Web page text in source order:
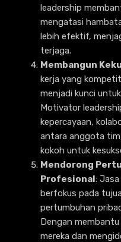
leadership
mengatasi
lebih efektif,
terjaga.
Membangun
kerja yang
menjadi kunci
Motivator
kepercayaan,
antara anggota
kokoh untuk
Mendorong
Profesional:
berfokus pada
pertumbuhan
Dengan
mereka dan